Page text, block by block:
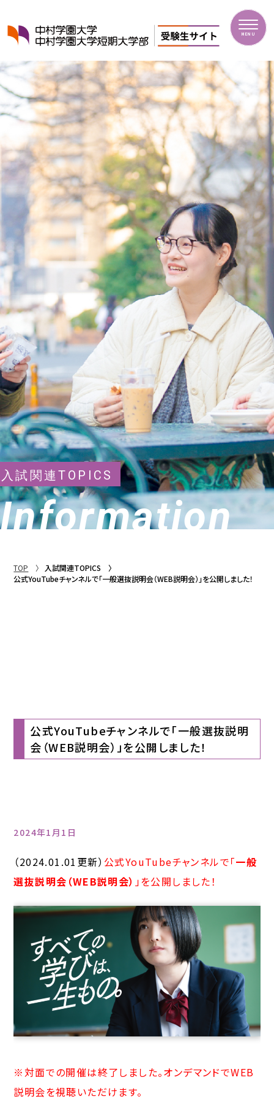
中村学園大学・中村学園大学短期大学部 MENU
入試関連TOPICS
Information
TOP
入試関連TOPICS
公式YouTubeチャンネルで「一般選抜説明会（WEB説明会）」を公開しました！
公式YouTubeチャンネルで「一般選抜説明
会（WEB説明会）」を公開しました！
2024年1月1日
（2024.01.01更新） 公式YouTubeチャンネルで「一般
選抜説明会（WEB説明会） 」を公開しました！
※対面での開催は終了しました。オンデマンドでWEB
説明会を視聴いただけます。